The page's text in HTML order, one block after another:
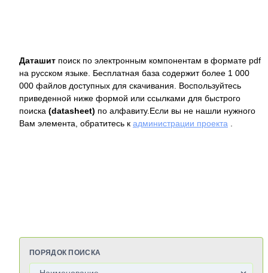
Даташит поиск по электронным компонентам в формате pdf
на русском языке. Бесплатная база содержит более 1 000
000 файлов доступных для скачивания. Воспользуйтесь
приведенной ниже формой или ссылками для быстрого
поиска (datasheet) по алфавиту.Если вы не нашли нужного
Вам элемента, обратитесь к администрации проекта
ПОРЯДОК ПОИСКА